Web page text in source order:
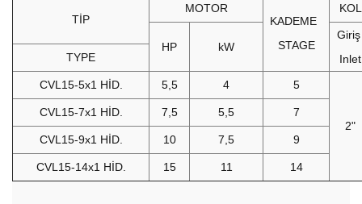
TİP
MOTOR
KADEME
STAGE
HP kW
Inlet
TYPE
CVL15-5x1 HİD. 5,5 4 5
2"
CVL15-7x1 HİD. 7,5 5,5 7
CVL15-9x1 HİD. 10 7,5 9
CVL15-14x1 HİD. 15 11 14